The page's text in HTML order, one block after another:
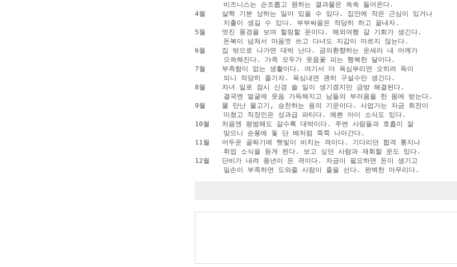
       비즈니스는 순조롭고 원하는 결과물은 쏙쏙 들어온다.
4월    살짝 기분 상하는 일이 있을 수 있다. 집안에 작은 근심이 있거나
       지출이 생길 수 있다. 부부싸움은 적당히 하고 끝내자.
5월    멋진 풍경을 보며 힐링할 운이다. 해외여행 갈 기회가 생긴다.
       돈복이 넘쳐서 마음껏 쓰고 다녀도 지갑이 마르지 않는다.
6월    집 밖으로 나가면 대박 난다. 금의환향하는 운세라 내 어깨가
       으쓱해진다. 가족 모두가 웃음꽃 피는 행복한 달이다.
7월    부족함이 없는 생활이다. 여기서 더 욕심부리면 오히려 독이
       되니 적당히 즐기자. 욕심내면 괜히 구설수만 생긴다.
8월    자녀 일로 잠시 신경 쓸 일이 생기겠지만 금방 해결된다.
       결국엔 얼굴에 웃음 가득해지고 남들의 부러움을 한 몸에 받는다.
9월    물 만난 물고기, 승천하는 용의 기운이다. 사업가는 자금 회전이
       미쳤고 직장인은 성과급 파티다. 예쁜 아이 소식도 있다.
10월   처음엔 평범해도 갈수록 대박이다. 주변 사람들과 호흡이 잘
       맞으니 순풍에 돛 단 배처럼 쭉쭉 나아간다.
11월   어두운 골짜기에 햇빛이 비치는 격이다. 기다리던 합격 통지나
       취업 소식을 듣게 된다. 보고 싶던 사람과 재회할 운도 있다.
12월   단비가 내려 풍년이 든 격이다. 자금이 필요하면 돈이 생기고
       일손이 부족하면 도와줄 사람이 줄을 선다. 완벽한 마무리다.